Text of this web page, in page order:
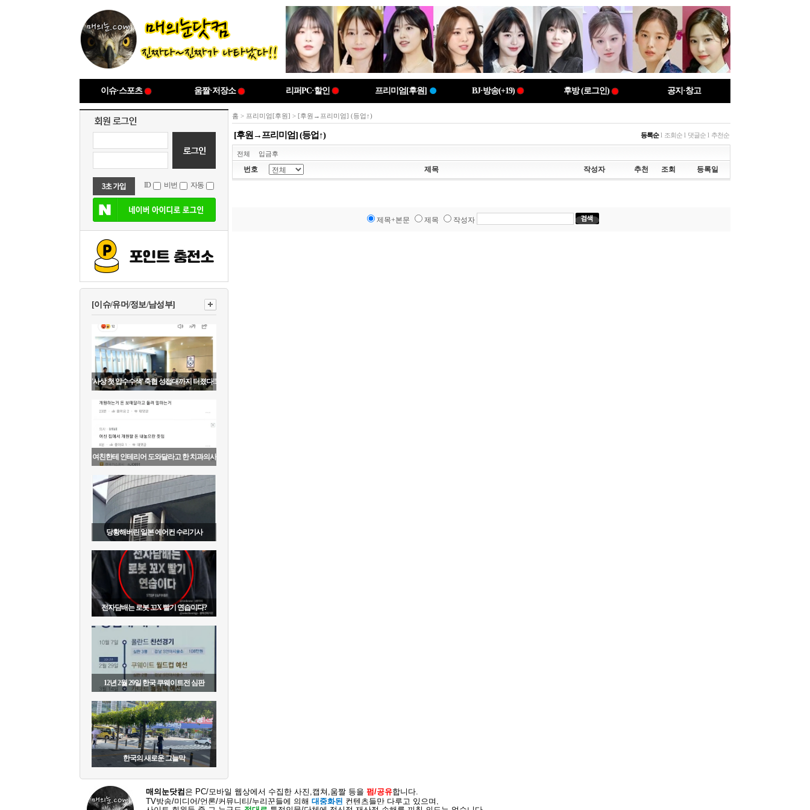
이슈·스포츠 움짤·저장소 리퍼PC·할인 프리미엄[후원] BJ·방송(+19) 후방 (로그인) 공지·창고
ID 비번 자동
[이슈/유머/정보/남성부]
'사상 첫 압수수색' 축협 성접대까지 터졌다!!
여친한테 인테리어 도와달라고 한 치과의사
당황해버린 일본 에어컨 수리기사
전자담배는 로봇 꼬X 빨기 연습이다?
12년 2월 29일 한국 쿠웨이트전 심판
한국의 새로운 그늘막
홈 > 프리미엄[후원] > [후원→프리미엄] (등업↑)
[후원→프리미엄] (등업↑) 등록순l 조회순 l 댓글순 l 추천순
전체 입금후
번호 제목 작성자 추천 조회 등록일
제목+본문 제목 작성자
매의눈닷컴 은 PC/모바일 웹상에서 수집한 사진,캡쳐,움짤 등을 펌/공유합니다.
TV방송/미디어/언론/커뮤니티/누리꾼들에 의해 대중화된 컨텐츠들만 다루고 있으며,